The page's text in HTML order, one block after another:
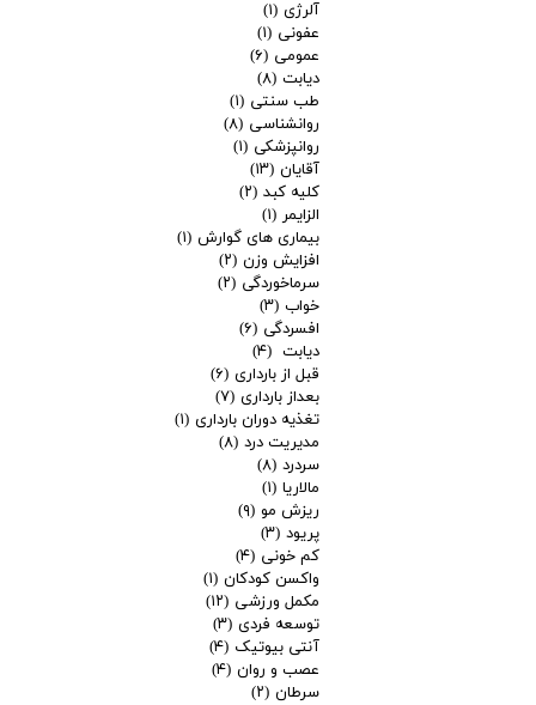
آلرژی (۱)
عفونی (۱)
عمومی (۶)
دیابت (۸)
طب سنتی (۱)
روانشناسی (۸)
روانپزشکی (۱)
آقایان (۱۳)
کلیه کبد (۲)
الزایمر (۱)
بیماری های گوارش (۱)
افزایش وزن (۲)
سرماخوردگی (۲)
خواب (۳)
افسردگی (۶)
دیابت (۴)
قبل از بارداری (۶)
بعداز بارداری (۷)
تغذیه دوران بارداری (۱)
مدیریت درد (۸)
سردرد (۸)
مالاریا (۱)
ریزش مو (۹)
پریود (۳)
کم خونی (۴)
واکسن کودکان (۱)
مکمل ورزشی (۱۲)
توسعه فردی (۳)
آنتی بیوتیک (۴)
عصب و روان (۴)
سرطان (۲)